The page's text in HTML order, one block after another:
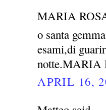
MARIA
o santa
esami,di
notte.MARIA
APRIL 16,